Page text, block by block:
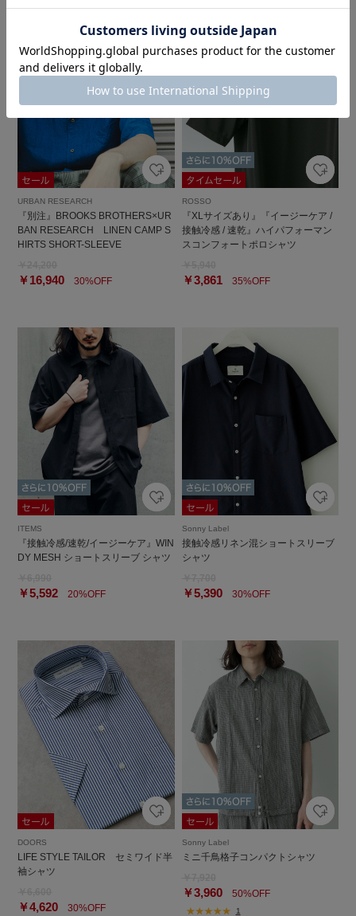
URBAN RESEARCH
『別注』BROOKS BROTHERS×UR
BAN RESEARCH LINEN CAMP S
HIRTS SHORT-SLEEVE
￥16,940 30%OFF
ROSSO
『XLサイズあり』『イージーケア /
接触冷感 / 速乾』ハイパフォーマン
スコンフォートポロシャツ
￥3,86135%OFF
ITEMS
『接触冷感/速乾/イージーケア』WIN
DY MESH ショートスリーブ シャツ
￥5,592 20%OFF
Sonny Label
接触冷感リネン混ショートスリーブ
シャツ
￥5,39030%OFF
DOORS
LIFE STYLE TAILOR セミワイド半
袖シャツ
￥4,620 30%OFF
Sonny Label
ミニ千鳥格子コンパクトシャツ
￥3,96050%OFF
1